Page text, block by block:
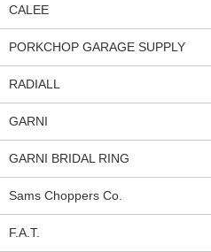
CALEE
PORKCHOP GARAGE SUPPLY
RADIALL
GARNI
GARNI BRIDAL RING
Sams Choppers Co.
F.A.T.